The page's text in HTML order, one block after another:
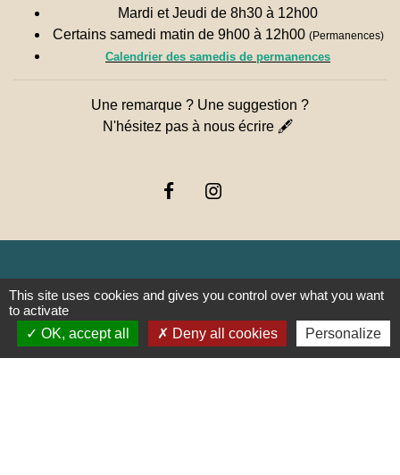
Mardi et Jeudi de 8h30 à 12h00
Certains samedi matin de 9h00 à 12h00 (Permanences)
Calendrier des samedis de permanences
Une remarque ? Une suggestion ?
N'hésitez pas à nous écrire 🖋
Liens
This site uses cookies and gives you control over what you want
to activate
OK, accept all
Deny all cookies Personalize